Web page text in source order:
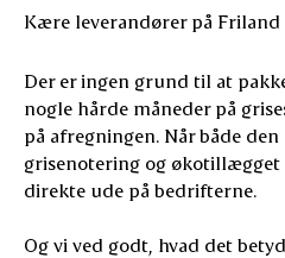
Kære leverandører på Friland
Der er ingen grund til at
nogle hårde måneder på
på afregningen. Når både
grisenotering og økotillægget
direkte ude på bedrifterne.
Og vi ved godt, hvad det